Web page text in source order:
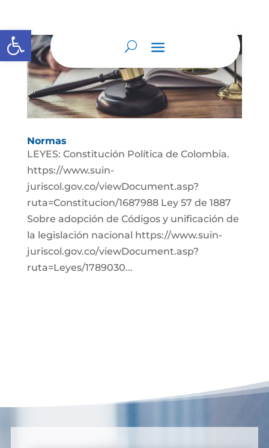
Abrir barra de herramientas
Normas
LEYES: Constitución Política de Colombia.
https://www.suin-
juriscol.gov.co/viewDocument.asp?
ruta=Constitucion/1687988 Ley 57 de 1887
Sobre adopción de Códigos y unificación de
la legislación nacional https://www.suin-
juriscol.gov.co/viewDocument.asp?
ruta=Leyes/1789030...